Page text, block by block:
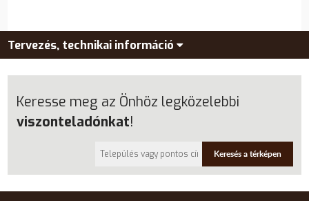
Tervezés, technikai információ
Keresés a térképen
Keresse meg az Önhöz legközelebbi
viszonteladónkat!